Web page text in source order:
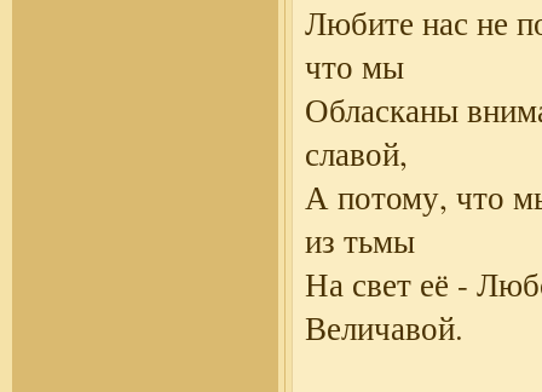
Любите нас не
что мы
Обласканы
славой,
А потому, что
из тьмы
На свет её -
Величавой.